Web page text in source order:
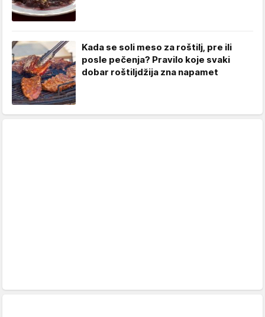
Kada se soli meso za roštilj, pre ili
posle pečenja? Pravilo koje svaki
dobar roštiljdžija zna napamet